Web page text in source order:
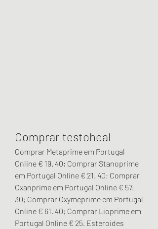
Comprar testoheal
Comprar Metaprime em Portugal
Online € 19. 40; Comprar Stanoprime
em Portugal Online € 21. 40; Comprar
Oxanprime em Portugal Online € 57.
30; Comprar Oxymeprime em Portugal
Online € 61. 40; Comprar Lioprime em
Portugal Online € 25. Esteroides